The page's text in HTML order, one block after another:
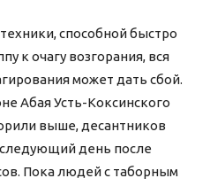
способной быстро
к очагу возгорания, вся
может дать сбой.
Абая Усть-Коксинского
выше, десантников
следующий день после
Пока людей с таборным